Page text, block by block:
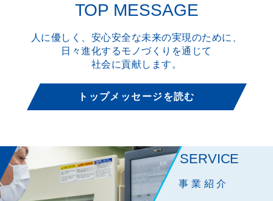
TOP MESSAGE
人に優しく、安心安全な未来の実現のために、
日々進化するモノづくりを通じて
社会に貢献します。
トップメッセージを読む
SERVICE
事業紹介